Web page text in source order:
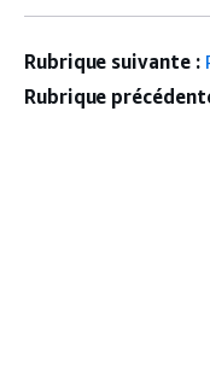
Rubrique suivante :
Rubrique